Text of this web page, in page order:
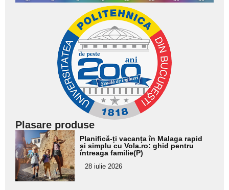
Plasare produse
Adaugă
aici textul
pentru
subtitlu
Planifică-ți vacanța în Malaga rapid
și simplu cu Vola.ro: ghid pentru
întreaga familie(P)
28 iulie 2026